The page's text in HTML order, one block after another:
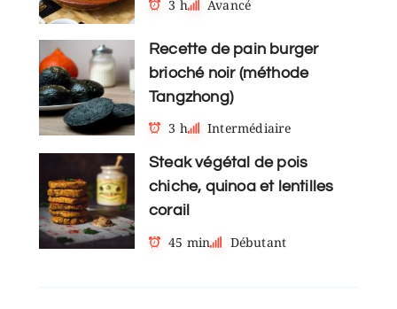
3 h
Avancé
Recette de pain burger
brioché noir (méthode
Tangzhong)
3 h
Intermédiaire
Steak végétal de pois
chiche, quinoa et lentilles
corail
45 min
Débutant